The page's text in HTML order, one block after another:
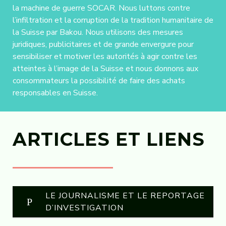
la machine de guerre SOCAR. Nous luttons contre
l’infiltration et la corruption de la tradition humanitaire de
la Suisse par Bakou. Nous utilisons des mesures
juridiques, publicitaires et de grande envergure pour
sensibiliser et motiver les autorités à agir contre les
atteintes à l’image de la Suisse et nous donnons aux
consommateurs la possibilité de faire des achats
responsables en Suisse.
ARTICLES ET LIENS
LE JOURNALISME ET LE REPORTAGE
D’INVESTIGATION